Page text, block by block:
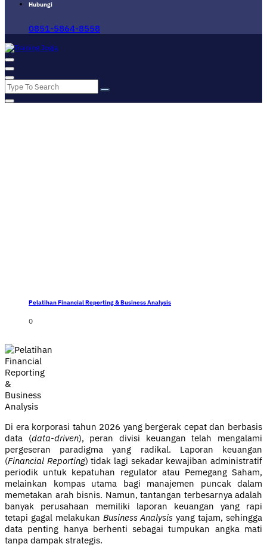
Hubungi
0851-5864-8558
Pusat Informasi Training di Jogja
Pelatihan Financial Reporting & Business Analysis
0
Di era korporasi tahun 2026 yang bergerak cepat dan berbasis
data (data-driven), peran divisi keuangan telah mengalami
pergeseran paradigma yang radikal. Laporan keuangan
(Financial Reporting) tidak lagi sekadar kewajiban administratif
periodik untuk kepatuhan regulator atau Pemegang Saham,
melainkan kompas utama bagi manajemen puncak dalam
memetakan arah bisnis. Namun, tantangan terbesarnya adalah
banyak perusahaan memiliki laporan keuangan yang rapi
tetapi gagal melakukan Business Analysis yang tajam, sehingga
data penting hanya berhenti sebagai tumpukan angka mati
tanpa dampak strategis.